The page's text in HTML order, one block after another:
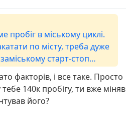
пробіг в міському циклі.
по місту, треба дуже
старт-стоп
То ж і виходить
старт-стопу займає
факторів, і все таке. Просто
тебе 140к пробігу, ти вже міняв
його?